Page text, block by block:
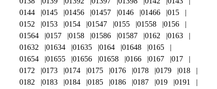
0144
0145 01456 01457 0146 01466
015
0152
0153 0154 01547 0155 01558
0156
01564
0157 0158 01586 01587 0162
0163
01632
01634 01635 0164 01648
0165
01654
01655 01656 01658 0166 0167
017
0172
0173 0174 0175 0176 0178 0179
018
0182
0183 0184 0185 0186 0187 019
0191